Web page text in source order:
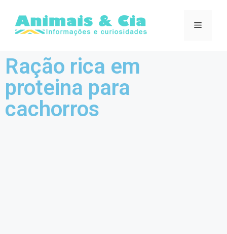
Ração rica em
proteina para
cachorros